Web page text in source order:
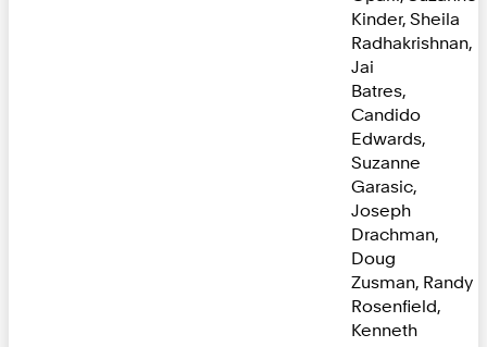
Kinder, Sheila
Radhakrishnan,
Jai
Batres,
Candido
Edwards,
Suzanne
Garasic,
Joseph
Drachman,
Doug
Zusman, Randy
Rosenfield,
Kenneth